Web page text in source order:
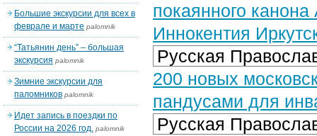
покаянного
Иннокентия
Русская
200 новых
пандусами для
Русская
Большие экскурсии для всех в
феврале и марте palomnik
“Татьянин день” – большая
экскурсия palomnik
Зимние экскурсии для
паломников palomnik
Идет запись в поездки по
России на 2026 год. palomnik